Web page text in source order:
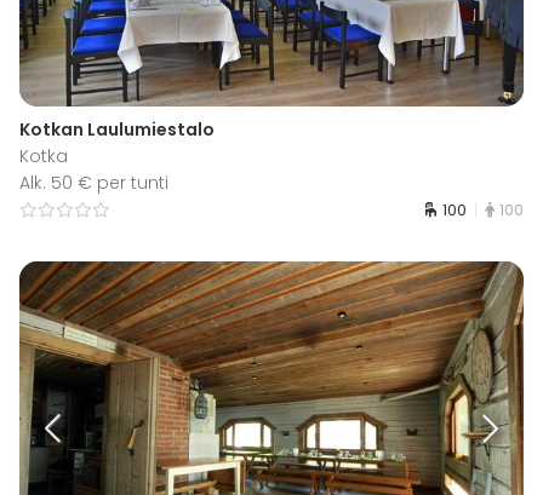
Kotkan Laulumiestalo
Kotka
Alk. 50 € per tunti
100 100